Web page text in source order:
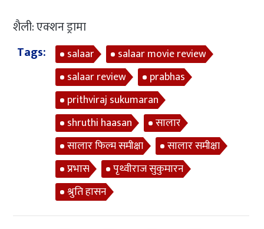
शैली: एक्शन ड्रामा
Tags:
salaar
salaar movie review
salaar review
prabhas
prithviraj sukumaran
shruthi haasan
सालार
सालार फिल्म समीक्षा
सालार समीक्षा
प्रभास
पृथ्वीराज सुकुमारन
श्रुति हासन